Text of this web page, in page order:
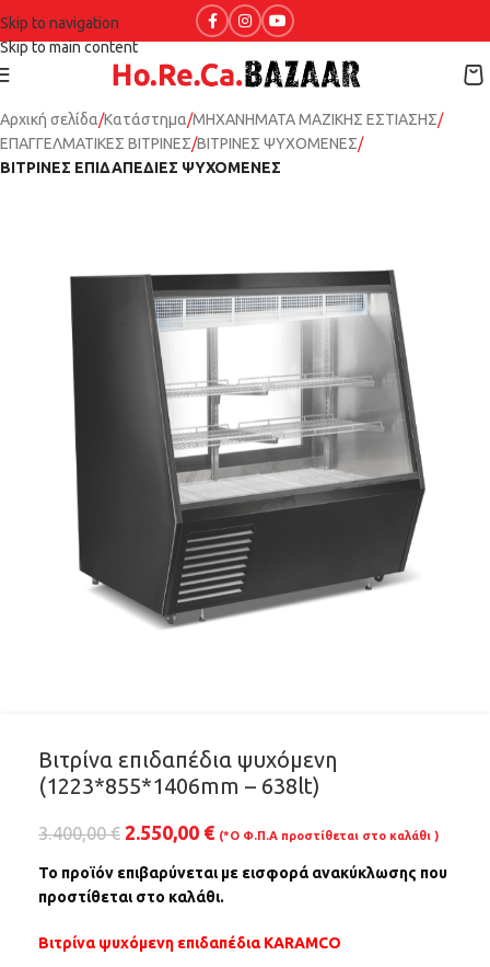
Skip to navigation
Skip to main content
Αρχική σελίδα Κατάστημα ΜΗΧΑΝΗΜΑΤΑ ΜΑΖΙΚΗΣ ΕΣΤΙΑΣΗΣ
ΕΠΑΓΓΕΛΜΑΤΙΚΕΣ ΒΙΤΡΙΝΕΣ ΒΙΤΡΙΝΕΣ ΨΥΧΟΜΕΝΕΣ
ΒΙΤΡΙΝΕΣ ΕΠΙΔΑΠΕΔΙΕΣ ΨΥΧΟΜΕΝΕΣ
Βιτρίνα επιδαπέδια ψυχόμενη
(1223*855*1406mm – 638lt)
3.400,00€ 2.550,00 € (*Ο Φ.Π.Α προστίθεται στο καλάθι )
Το προϊόν επιβαρύνεται με εισφορά ανακύκλωσης που
προστίθεται στο καλάθι.
Βιτρίνα ψυχόμενη επιδαπέδια KARAMCO